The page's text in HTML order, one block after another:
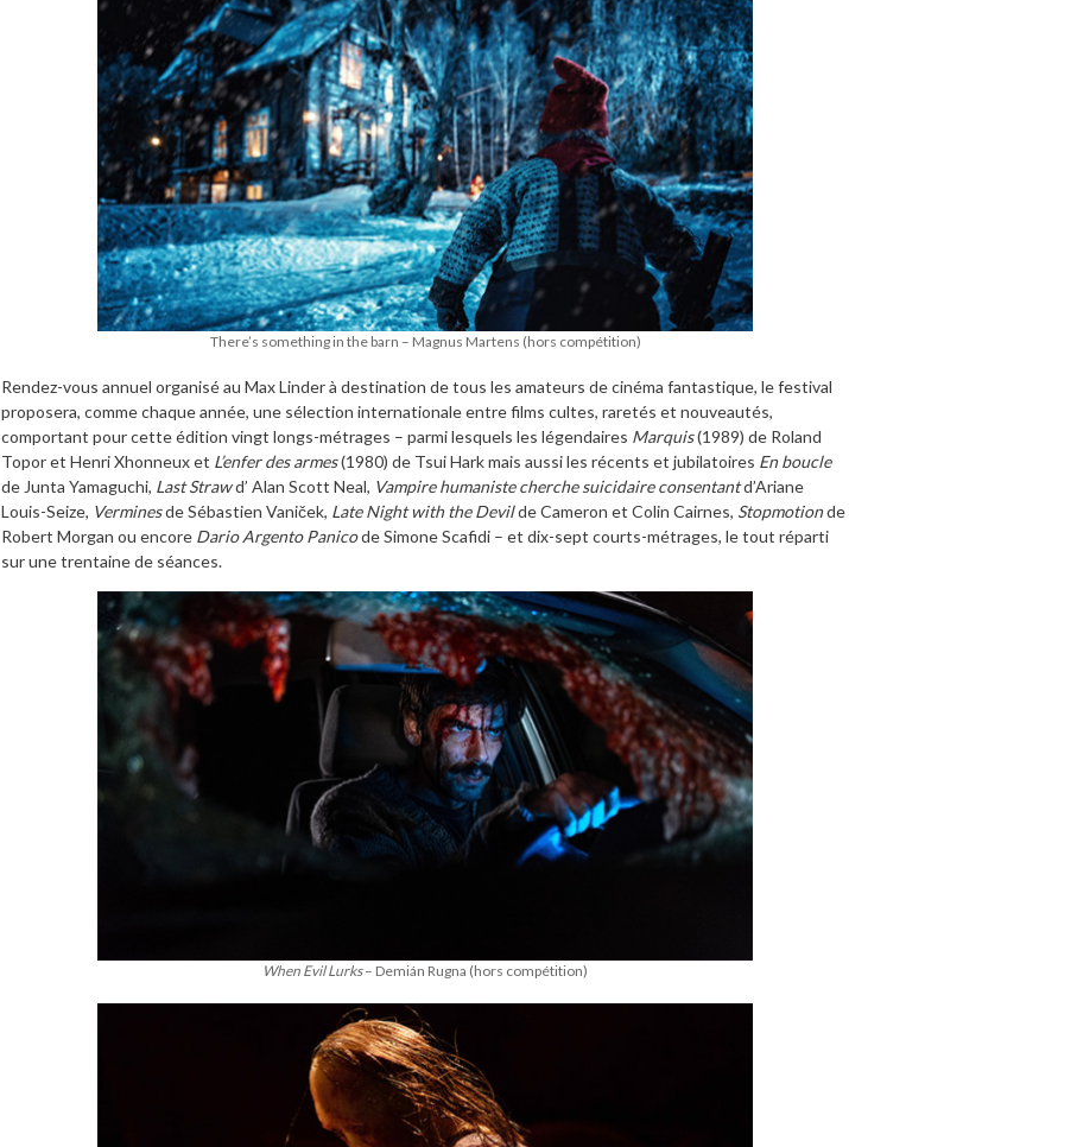
There’s something in the barn – Magnus Martens (hors compétition)
Rendez-vous annuel organisé au Max Linder à destination de tous les amateurs de cinéma fantastique, le festival
proposera, comme chaque année, une sélection internationale entre films cultes, raretés et nouveautés,
comportant pour cette édition vingt longs-métrages – parmi lesquels les légendaires Marquis(1989) de Roland
Topor et Henri Xhonneux et L’enfer des armes(1980) de Tsui Hark mais aussi les récents et jubilatoires En boucle
de Junta Yamaguchi, Last Strawd’ Alan Scott Neal, Vampire humaniste cherche suicidaire consentantd’Ariane
Louis-Seize, Verminesde Sébastien Vaniček, Late Night with the Devilde Cameron et Colin Cairnes, Stopmotionde
Robert Morgan ou encore Dario Argento Panicode Simone Scafidi – et dix-sept courts-métrages, le tout réparti
sur une trentaine de séances.
When Evil Lurks– Demián Rugna (hors compétition)